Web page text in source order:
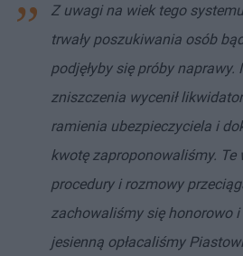
Z uwagi na wiek tego
trwały poszukiwania osób
podjęłyby się próby naprawy.
zniszczenia wycenił
ramienia ubezpieczyciela i
kwotę zaproponowaliśmy. Te
procedury i rozmowy
zachowaliśmy się honorowo i
jesienną opłacaliśmy